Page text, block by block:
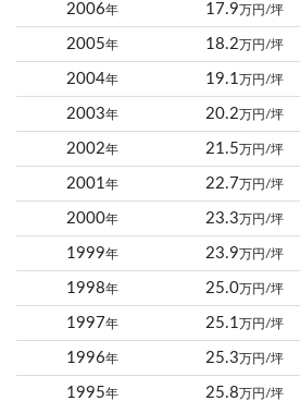
2006年 17.9万円/坪
2005年 18.2万円/坪
2004年 19.1万円/坪
2003年 20.2万円/坪
2002年 21.5万円/坪
2001年 22.7万円/坪
2000年 23.3万円/坪
1999年 23.9万円/坪
1998年 25.0万円/坪
1997年 25.1万円/坪
1996年 25.3万円/坪
1995年 25.8万円/坪